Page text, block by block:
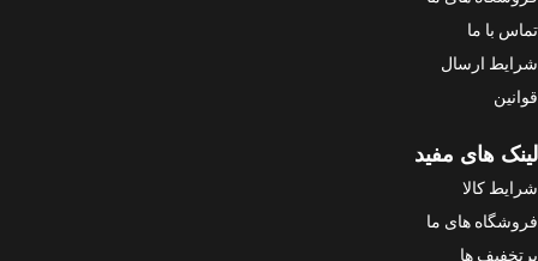
تماس با ما
شرایط ارسال
قوانین
لینک های مفید
شرایط کالا
فروشگاه های ما
پرتخفیف ها